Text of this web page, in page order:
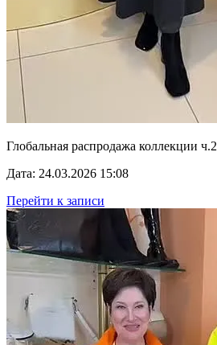
Глобальная распродажа коллекции ч.2
Дата: 24.03.2026 15:08
Перейти к записи